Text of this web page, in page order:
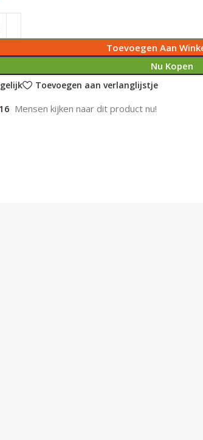
Toevoegen Aan
Nu Kopen
Toevoegen aan verlanglijstje
16 Mensen kijken naar dit product nu!